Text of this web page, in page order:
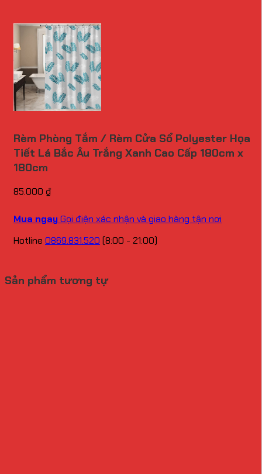
Rèm Phòng Tắm / Rèm Cửa Sổ Polyester Họa
Tiết Lá Bắc Âu Trắng Xanh Cao Cấp 180cm x
180cm
85.000 ₫
Mua ngayGọi điện xác nhận và giao hàng tận nơi
Hotline 0869.831.520 (8:00 - 21:00)
Sản phẩm tương tự